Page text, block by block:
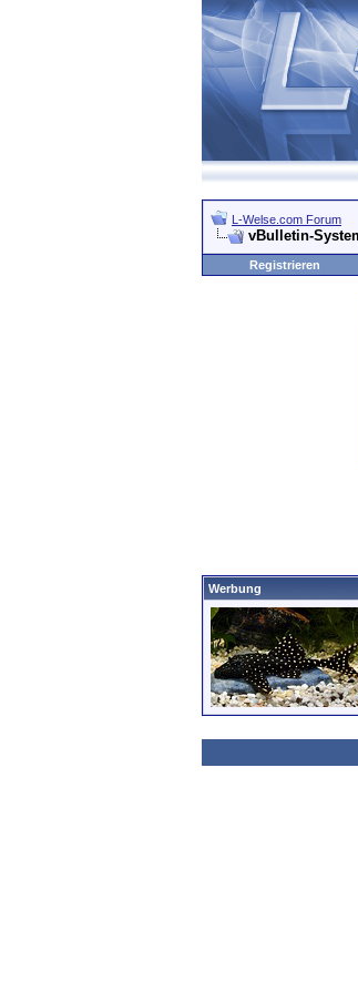
L-Welse.com Forum
vBulletin-
Registrieren
Werbung